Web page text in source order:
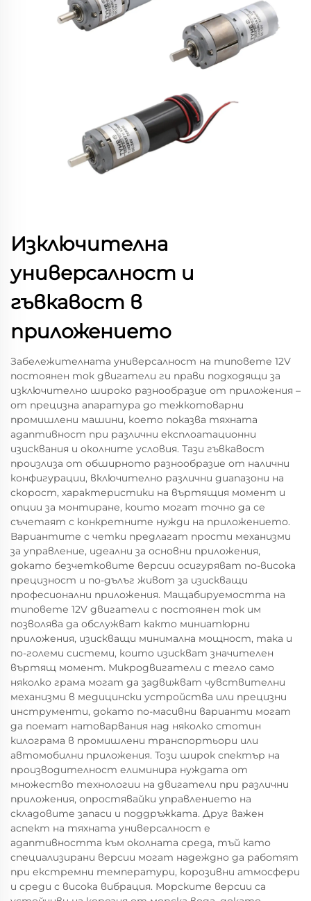
Изключителна
универсалност и
гъвкавост в
приложението
Забележителната универсалност на типовете 12V
постоянен ток двигатели ги прави подходящи за
изключително широко разнообразие от приложения –
от прецизна апаратура до тежкотоварни
промишлени машини, което показва тяхната
адаптивност при различни експлоатационни
изисквания и околните условия. Тази гъвкавост
произлиза от обширното разнообразие от налични
конфигурации, включително различни диапазони на
скорост, характеристики на въртящия момент и
опции за монтиране, които могат точно да се
съчетаят с конкретните нужди на приложението.
Вариантите с четки предлагат прости механизми
за управление, идеални за основни приложения,
докато безчетковите версии осигуряват по-висока
прецизност и по-дълъг живот за изискващи
професионални приложения. Мащабируемостта на
типовете 12V двигатели с постоянен ток им
позволява да обслужват както миниатюрни
приложения, изискващи минимална мощност, така и
по-големи системи, които изискват значителен
въртящ момент. Микродвигатели с тегло само
няколко грама могат да задвижват чувствителни
механизми в медицински устройства или прецизни
инструменти, докато по-масивни варианти могат
да поемат натоварвания над няколко стотин
килограма в промишлени транспортьори или
автомобилни приложения. Този широк спектър на
производителност елиминира нуждата от
множество технологии на двигатели при различни
приложения, опростявайки управлението на
складовите запаси и поддръжката. Друг важен
аспект на тяхната универсалност е
адаптивността към околната среда, тъй като
специализирани версии могат надеждно да работят
при екстремни температури, корозивни атмосфери
и среди с висока вибрация. Морските версии са